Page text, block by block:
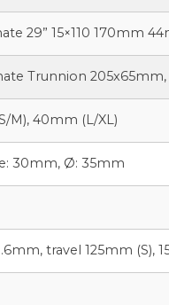
29” 15×110 170mm
Trunnion
M), 40mm (L/XL)
30mm, Ø: 35mm
travel 125mm